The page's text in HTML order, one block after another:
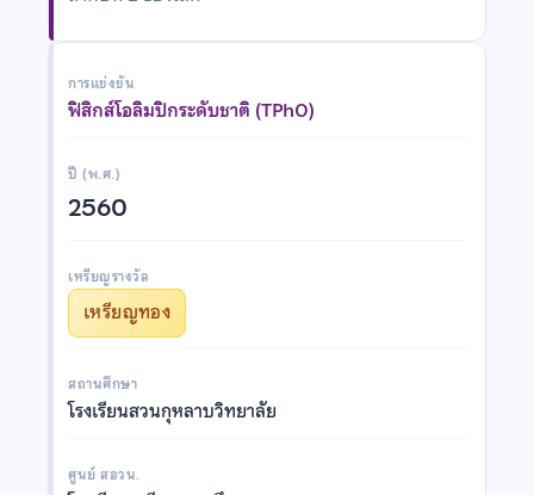
การแข่งขัน
ฟิสิกส์โอลิมปิกระดับชาติ (TPhO)
ปี (พ.ศ.)
2560
เหรียญรางวัล
เหรียญทอง
สถานศึกษา
โรงเรียนสวนกุหลาบวิทยาลัย
ศูนย์ สอวน.